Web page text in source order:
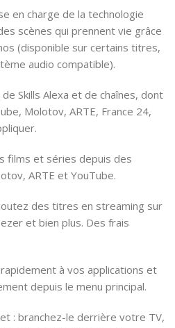
en charge de la technologie
scènes qui prennent vie grâce
(disponible sur certains titres,
audio compatible).
Skills Alexa et de chaînes, dont
Molotov, ARTE, France 24,
films et séries depuis des
ARTE et YouTube.
des titres en streaming sur
et bien plus. Des frais
à vos applications et
depuis le menu principal.
: branchez-le derrière votre TV,